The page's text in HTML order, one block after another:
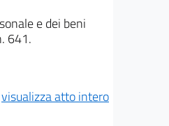
e dei beni
641.
visualizza atto intero